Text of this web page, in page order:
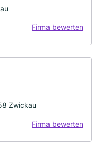
Firma bewerten
Zwickau
Firma bewerten